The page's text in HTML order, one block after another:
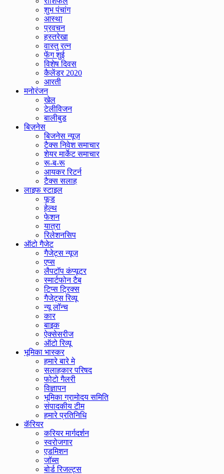
शुभ पंचांग
आस्था
प्रवचन
हस्तरेखा
वास्तु रत्न
फेंग शुई
विशेष दिवस
कैलेंडर 2020
आरती
मनोरंजन
खेल
टेलीविजन
बालीबुड
बिज़नेस
बिजनेस न्यूज़
टैक्स निवेश समाचार
शेयर मार्केट समाचार
रू-ब-रू
आयकर रिटर्न
टैक्स सलाह
लाइफ स्टाइल
फूड
हेल्थ
फेशन
यात्रा
रिलेशनसिप
ऑटो गैजेट
गैजेट्स न्यूज़
एप्स
लैपटॉप कंप्यूटर
स्मार्टफोन टैब
टिप्स ट्रिक्स
गैजेट्स रिव्यू
न्यू लॉन्च
कार
बाइक
ऐक्सेसरीज
ऑटो रिव्यू
भूमिका भास्कर
हमारे बारे मे
सलाहकार परिषद
फोटो गैलरी
विज्ञापन
भूमिका ग्रामोदय समिति
संपादकीय टीम
हमारे प्रतिनिधि
कॅरियर
करियर मार्गदर्शन
स्वरोजगार
एडमिशन
जॉब्स
बोर्ड रिजल्ट्स